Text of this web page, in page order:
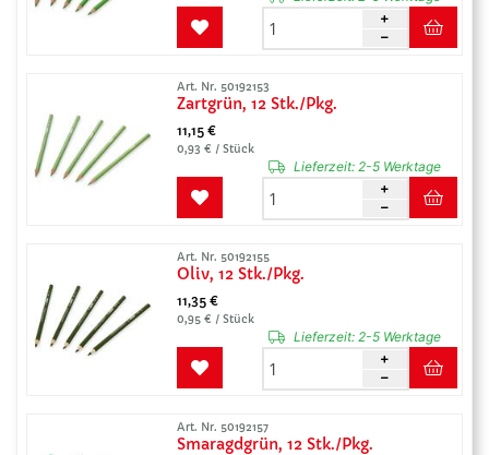
Art. Nr. 50192153
Zartgrün, 12 Stk./Pkg.
11,15 €
0,93 € / Stück
Lieferzeit:2-5 Werktage
Art. Nr. 50192155
Oliv, 12 Stk./Pkg.
11,35 €
0,95 € / Stück
Lieferzeit:2-5 Werktage
Art. Nr. 50192157
Smaragdgrün, 12 Stk./Pkg.